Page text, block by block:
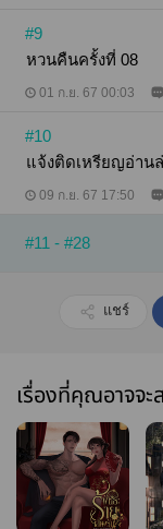
#9
หวนคืนครั้งที่ 08
01 ก.ย. 67 00:03
#10
แจ้งติดเหรียญอ่าน
09 ก.ย. 67 17:50
#11 - #28
แชร์
เรื่องที่คุณอาจจะ